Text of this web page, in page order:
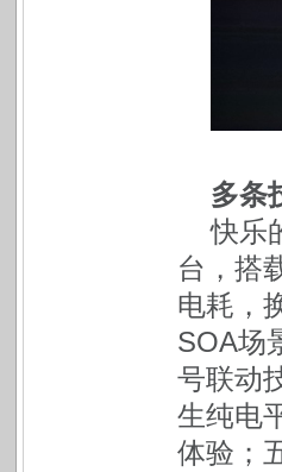
多条
快乐
台，搭
电耗，
SOA场
号联动
生纯电
体验；